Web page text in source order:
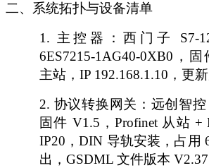
二、系统拓扑与设备清单
1. 主控器：西门子
S7-
6ES7215-1AG40-0XB0，
主站，IP 192.168.1.10，更新
2. 协议转换网关：远创智控
固件 V1.5，Profinet 从站 +
IP20，DIN 导轨安装，占用
出，GSDML 文件版本 V2.37